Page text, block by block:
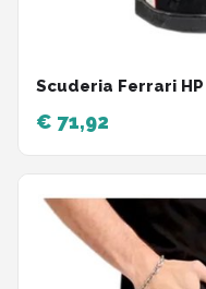
Scuderia Ferrari HP
€ 71,92